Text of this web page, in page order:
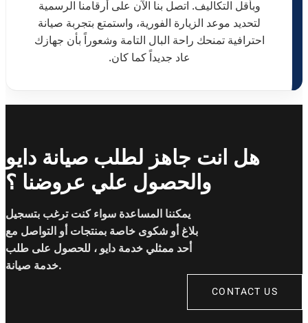
وبأقل التكاليف. اتصل بنا الآن على أرقامنا الرسمية
لتحديد موعد الزيارة الفورية، واستمتع بتجربة صيانة
احترافية تمنحك راحة البال التامة وشعوراً بأن جهازك
عاد جديداً كما كان.
هل انت جاهز لطلب صيانة دايو
والحصول علي عروضنا ؟
يمكننا المساعدة سواء كنت ترغب بتسجيل
بلاغ أو شكوى خاصة بمنتجات أو التواصل مع
أحد ممثلي خدمة دايو ، للحصول على طلب
خدمة صيانة.
CONTACT US